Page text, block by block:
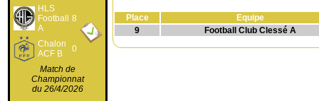
HLS
Football
A
8
Chalon
ACF B
0
Match de
Championnat
du 26/4/2026
Place
Equipe
9
Football Club Clessé A